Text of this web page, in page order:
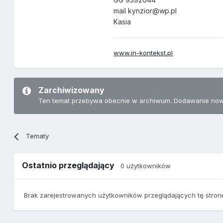
mail kynzior@wp.pl
Kasia
www.in-kontekst.pl
Zarchiwizowany
Ten temat przebywa obecnie w archiwum. Dodawanie
Tematy
Ostatnio przeglądający0 użytkowników
Brak zarejestrowanych użytkowników przeglądających tę